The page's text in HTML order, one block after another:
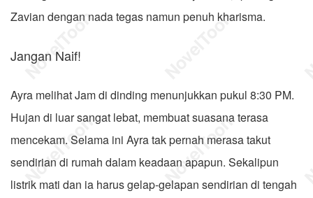
Zavian dengan nada tegas namun penuh kharisma.
Jangan Naif!
Ayra melihat Jam di dinding menunjukkan pukul 8:30 PM.
Hujan di luar sangat lebat, membuat suasana terasa
mencekam. Selama ini Ayra tak pernah merasa takut
sendirian di rumah dalam keadaan apapun. Sekalipun
listrik mati dan ia harus gelap-gelapan sendirian di tengah